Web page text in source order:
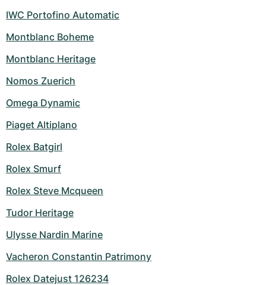
IWC Portofino Automatic
Montblanc Boheme
Montblanc Heritage
Nomos Zuerich
Omega Dynamic
Piaget Altiplano
Rolex Batgirl
Rolex Smurf
Rolex Steve Mcqueen
Tudor Heritage
Ulysse Nardin Marine
Vacheron Constantin Patrimony
Rolex Datejust 126234